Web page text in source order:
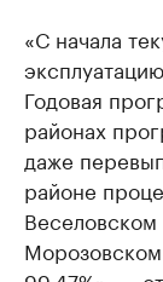
«С начала
Годовая
районах
даже
районе